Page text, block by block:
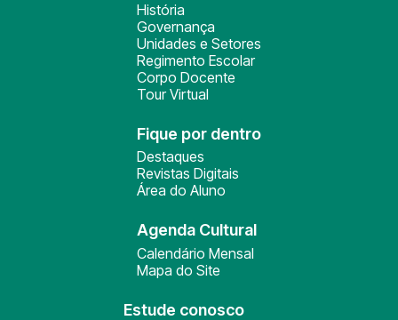
História
Governança
Unidades e Setores
Regimento Escolar
Corpo Docente
Tour Virtual
Fique por dentro
Destaques
Revistas Digitais
Área do Aluno
Agenda Cultural
Calendário Mensal
Mapa do Site
Estude conosco